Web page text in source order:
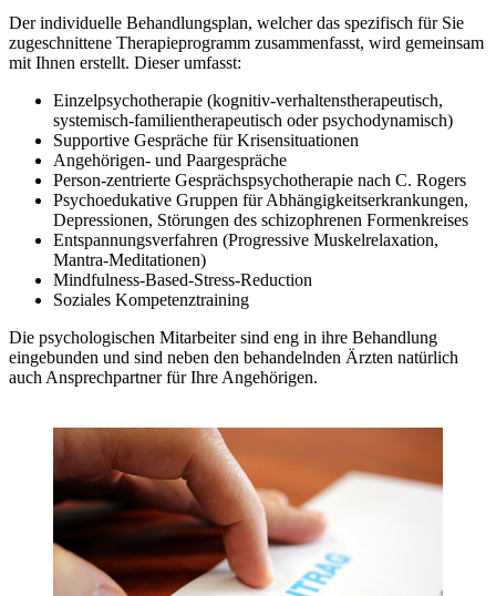
Der individuelle Behandlungsplan, welcher das spezifisch für Sie
zugeschnittene Therapieprogramm zusammenfasst, wird gemeinsam
mit Ihnen erstellt. Dieser umfasst:
Einzelpsychotherapie (kognitiv-verhaltenstherapeutisch,
systemisch-familientherapeutisch oder psychodynamisch)
Supportive Gespräche für Krisensituationen
Angehörigen- und Paargespräche
Person-zentrierte Gesprächspsychotherapie nach C. Rogers
Psychoedukative Gruppen für Abhängigkeitserkrankungen,
Depressionen, Störungen des schizophrenen Formenkreises
Entspannungsverfahren (Progressive Muskelrelaxation,
Mantra-Meditationen)
Mindfulness-Based-Stress-Reduction
Soziales Kompetenztraining
Die psychologischen Mitarbeiter sind eng in ihre Behandlung
eingebunden und sind neben den behandelnden Ärzten natürlich
auch Ansprechpartner für Ihre Angehörigen.